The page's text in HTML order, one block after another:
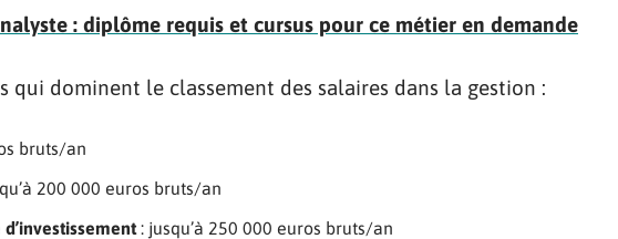
: diplôme requis et cursus pour ce métier en demande
qui dominent le classement des salaires dans la gestion :
bruts/an
200 000 euros bruts/an
: jusqu’à 250 000 euros bruts/an